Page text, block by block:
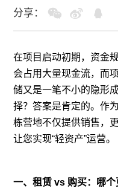
分享：
在项目启动初期，资金
会占用大量现金流，而
储又是一笔不小的隐形
择？答案是肯定的。作
栋营地不仅提供销售，
让您实现“轻资产”运营。
一、租赁 vs 购买：哪个